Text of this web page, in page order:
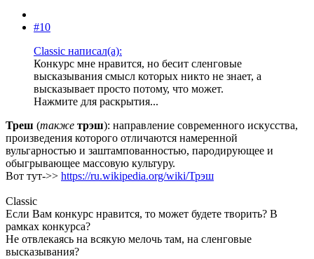
#10
Classic написал(а):
Конкурс мне нравится, но бесит сленговые
высказывания смысл которых никто не знает, а
высказывает просто потому, что может.
Нажмите для раскрытия...
Треш (также трэш): направление современного искусства,
произведения которого отличаются намеренной
вульгарностью и заштампованностью, пародирующее и
обыгрывающее массовую культуру.
Вот тут->> https://ru.wikipedia.org/wiki/Трэш
Classic
Если Вам конкурс нравится, то может будете творить? В
рамках конкурса?
Не отвлекаясь на всякую мелочь там, на сленговые
высказывания?